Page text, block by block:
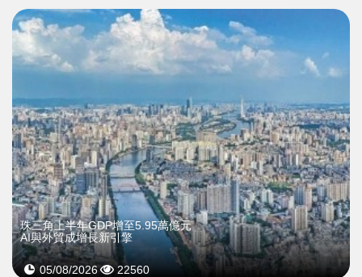
珠三角上半年GDP增至5.95萬億元
AI與外貿成增長新引擎
05/08/2026 22560